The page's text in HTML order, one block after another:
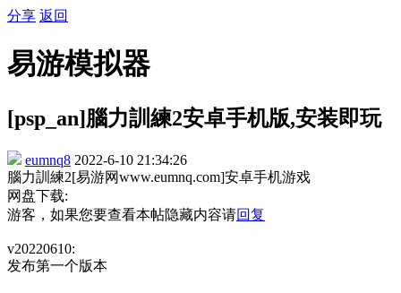
分享 返回
易游模拟器
[psp_an]腦力訓練2安卓手机版,安装即玩
eumnq8 2022-6-10 21:34:26
腦力訓練2[易游网www.eumnq.com]安卓手机游戏
网盘下载:
游客，如果您要查看本帖隐藏内容请回复
v20220610:
发布第一个版本